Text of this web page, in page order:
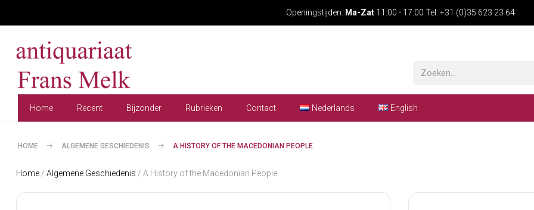
Openingstijden: Ma-Zat 11:00 - 17:00 Tel: +31 (0)35 623 23 64
Home Recent Bijzonder Rubrieken Contact Nederlands English
HOME ALGEMENE GESCHIEDENIS A HISTORY OF THE MACEDONIAN PEOPLE.
Home / Algemene Geschiedenis / A History of the Macedonian People.